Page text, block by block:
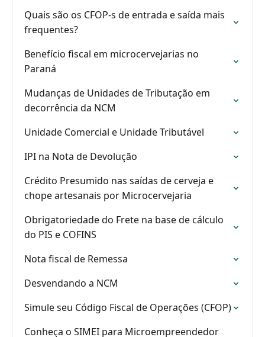
Quais são os CFOP-s de entrada e saída mais
frequentes?
Benefício fiscal em microcervejarias no
Paraná
Mudanças de Unidades de Tributação em
decorrência da NCM
Unidade Comercial e Unidade Tributável
IPI na Nota de Devolução
Crédito Presumido nas saídas de cerveja e
chope artesanais por Microcervejaria
Obrigatoriedade do Frete na base de cálculo
do PIS e COFINS
Nota fiscal de Remessa
Desvendando a NCM
Simule seu Código Fiscal de Operações (CFOP)
Conheça o SIMEI para Microempreendedor